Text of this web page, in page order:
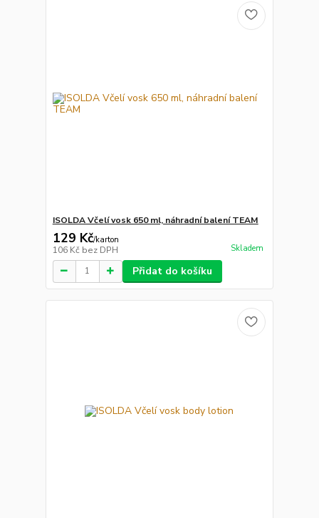
ISOLDA Včelí vosk 650 ml, náhradní balení TEAM
129 Kč/karton
106 Kč bez DPH Skladem
Přidat do košíku